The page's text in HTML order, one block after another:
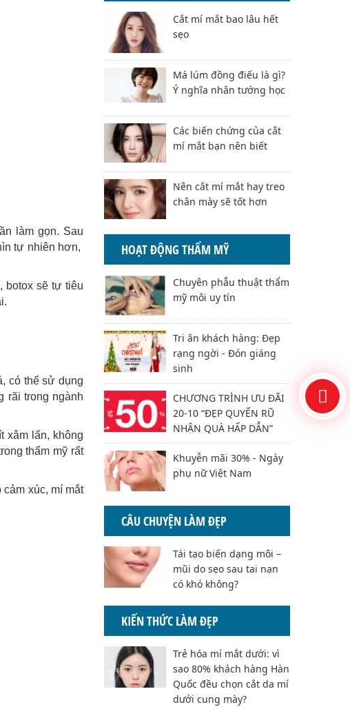
làm gọn. Sau
tự nhiên hơn,
botox sẽ tự tiêu
có thể sử dụng
rãi trong ngành
xâm lấn, không
thẩm mỹ rất
xúc, mí mắt
Cắt mí mắt bao lâu hết
sẹo
Má lúm đồng điếu là gì?
Ý nghĩa nhân tướng học
Các biến chứng của cắt
mí mắt bạn nên biết
Nên cắt mí mắt hay treo
chân mày sẽ tốt hơn
HOẠT ĐỘNG THẨM MỸ
Chuyên phẫu thuật thẩm
mỹ môi uy tín
Tri ân khách hàng: Đẹp
rạng ngời - Đón giáng
sinh
CHƯƠNG TRÌNH ƯU ĐÃI
20-10 “ĐẸP QUYẾN RŨ
NHẬN QUÀ HẤP DẪN”
Khuyễn mãi 30% - Ngày
phụ nữ Việt Nam
CÂU CHUYỆN LÀM ĐẸP
Tái tạo biến dạng môi –
mũi do sẹo sau tai nạn
có khó không?
KIẾN THỨC LÀM ĐẸP
Trẻ hóa mí mắt dưới: vì
sao 80% khách hàng Hàn
Quốc đều chọn cắt da mí
dưới cung mày?